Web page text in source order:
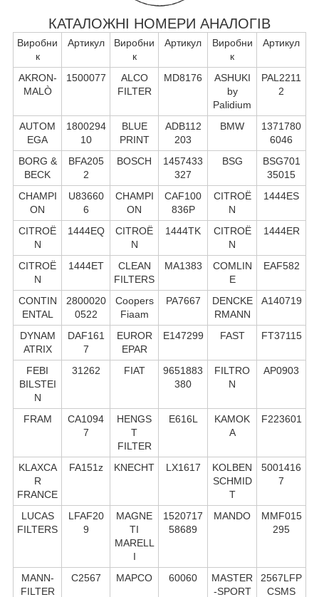
КАТАЛОЖНІ НОМЕРИ АНАЛОГІВ
Виробни
к
Артикул
Виробни
к
Артикул
Виробни
к
Артикул
AKRON-
MALÒ
1500077
ALCO
FILTER
MD8176
ASHUKI
by
Palidium
PAL2211
2
AUTOM
EGA
1800294
10
BLUE
PRINT
ADB112
203
BMW
1371780
6046
BORG &
BECK
BFA205
2
BOSCH
1457433
327
BSG
BSG701
35015
CHAMPI
ON
U83660
6
CHAMPI
ON
CAF100
836P
CITROË
N
1444ES
CITROË
N
1444EQ
CITROË
N
1444TK
CITROË
N
1444ER
CITROË
N
1444ET
CLEAN
FILTERS
MA1383
COMLIN
E
EAF582
CONTIN
ENTAL
2800020
0522
Coopers
Fiaam
PA7667
DENCKE
RMANN
A140719
DYNAM
ATRIX
DAF161
7
EUROR
EPAR
E147299 FAST FT37115
FEBI
BILSTEI
N
31262 FIAT
9651883
380
FILTRO
N
AP0903
FRAM
CA1094
7
HENGS
T
FILTER
E616L
KAMOK
A
F223601
KLAXCA
R
FRANCE
FA151z KNECHT LX1617
KOLBEN
SCHMID
T
5001416
7
LUCAS
FILTERS
LFAF20
9
MAGNE
TI
MARELL
I
1520717
58689
MANDO
MMF015
295
MANN-
FILTER
C2567 MAPCO 60060
MASTER
-SPORT
2567LFP
CSMS